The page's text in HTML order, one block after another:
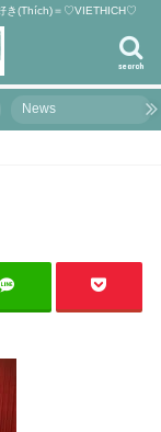
き(Thích)＝♡VIETHICH♡
search
News